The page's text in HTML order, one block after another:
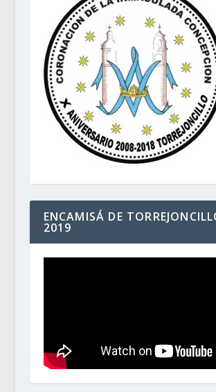
ENCAMISÁ DE
2019